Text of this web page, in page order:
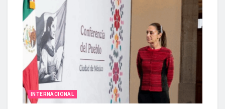
INTERNACIONAL